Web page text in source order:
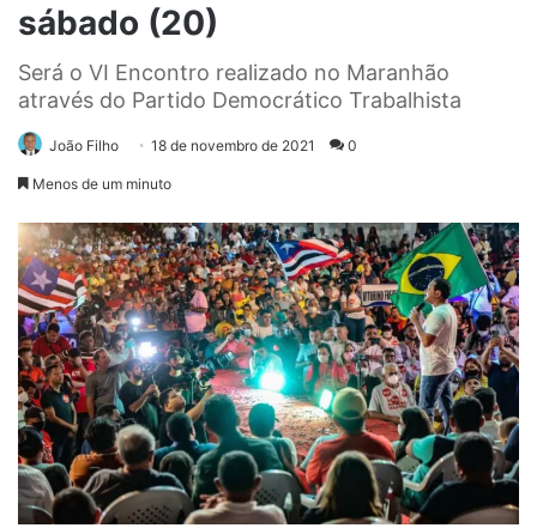
sábado (20)
Será o VI Encontro realizado no Maranhão
através do Partido Democrático Trabalhista
João Filho 18 de novembro de 2021 0
Menos de um minuto